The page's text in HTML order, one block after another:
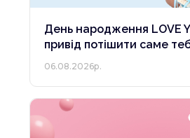
День народження LOVE
привід потішити саме
06.08.2026р.